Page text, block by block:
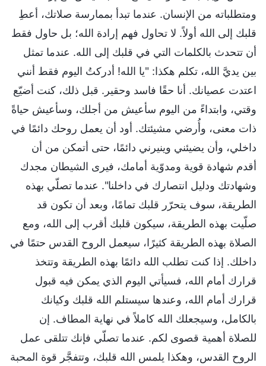
ومتطلباته من الإنسان. عندما تبدأ بممارسة صلاتك، أعطِ
قلبك إلى الله أولاً. لا تحاول فهم إرادة الله؛ بل حاول فقط
أن تتحدث بالكلمات التي في قلبك إلى الله. عندما تمثل
بين يديَّ الله، تكلم هكذا: "يا الله! أدركتُ اليوم فقط أنني
اعتدت عصيانك. أنا حقًا فاسد وحقير. قبل ذلك، كنت أضيّع
وقتي، وابتداءً من اليوم سأعيش من أجلك، وسأعيش حياةً
ذات معنى، وأُرضي مشيئتك. أود أن يعمل روحك دائمًا في
داخلي، وأن يضيئني وينيرني دائمًا، حتى أتمكن من أن
أقدم شهادة قوية ومدوّية أمامك، فيرى الشيطان مجدك
وشهادتك ودليل انتصارك في داخلنا". عندما تصلّي بهذه
الطريقة، سوف يتحرّر قلبك تمامًا، وبعد أن تكون قد
صلّيت بهذه الطريقة، سيكون قلبك أقرب إلى الله، ومع
الصلاة بهذه الطريقة كثيرًا، سيعمل الروح القدس حتمًا في
داخلك. إذا كنت تطلب الله دائمًا بهذه الطريقة وتتخذ
قرارك أمام الله، فسيأتي اليوم الذي يمكن فيه قبول
قرارك أمام الله، وعندها سيستلم الله قلبك وكيانك
بالكامل، وسيجعلك الله كاملاً في نهاية المطاف. إن
للصلاة أهمية قصوى لكم. عندما تصلّي فإنك تتلقى عمل
الروح القدس، وهكذا يلمس الله قلبك، وتتفجَّر قوة المحبة